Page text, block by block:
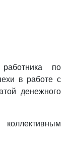
по
в работе с
денежного